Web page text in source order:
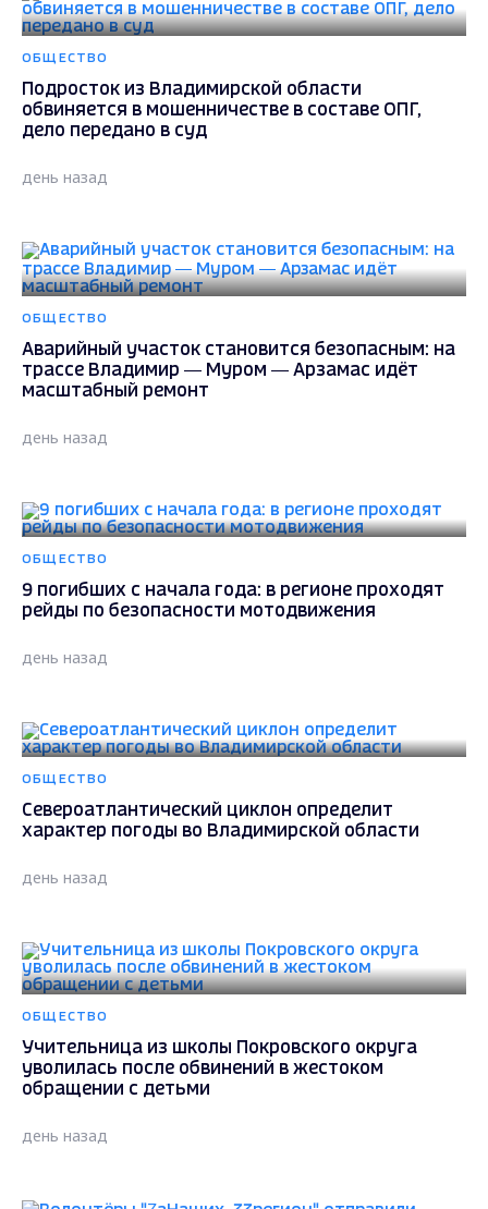
ОБЩЕСТВО
Подросток из Владимирской области
обвиняется в мошенничестве в составе ОПГ,
дело передано в суд
день назад
ОБЩЕСТВО
Аварийный участок становится безопасным: на
трассе Владимир — Муром — Арзамас идёт
масштабный ремонт
день назад
ОБЩЕСТВО
9 погибших с начала года: в регионе проходят
рейды по безопасности мотодвижения
день назад
ОБЩЕСТВО
Североатлантический циклон определит
характер погоды во Владимирской области
день назад
ОБЩЕСТВО
Учительница из школы Покровского округа
уволилась после обвинений в жестоком
обращении с детьми
день назад